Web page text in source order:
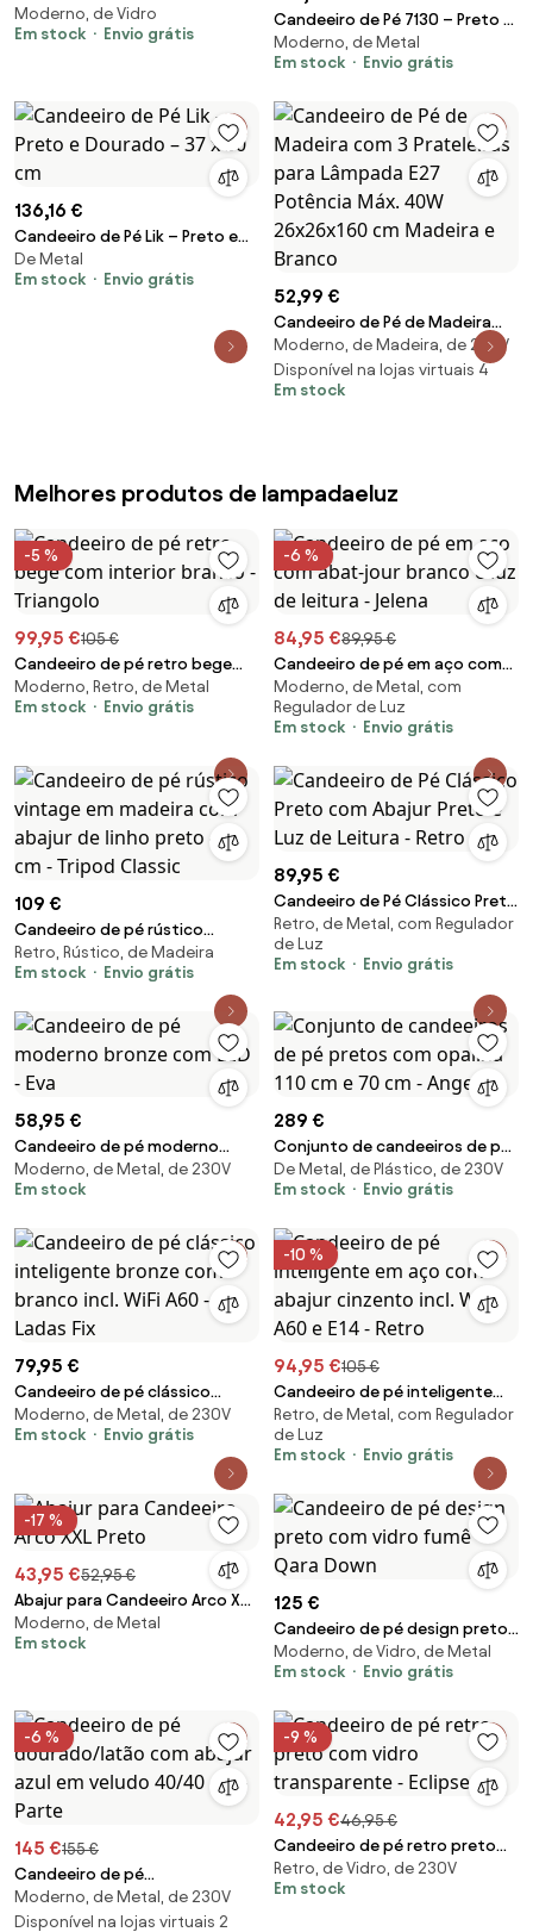
32 x 32 cm
Moderno, de Vidro
Em stock
Envio grátis
Candeeiro de Pé 7130 – Preto e
Dourado – 25 x 25 x 130 cm
Moderno, de Metal
Em stock
Envio grátis
136,16 €
Candeeiro de Pé Lik – Preto e
Dourado – 37 x 30 cm
De Metal
Em stock
Envio grátis
52,99 €
Candeeiro de Pé de Madeira
com 3 Prateleiras para
Lâmpada E27 Potência Máx.
40W 26x26x160 cm Madeira e
Moderno, de Madeira, de 230V
Disponível na lojas virtuais 4
Em stock
Melhores produtos de lampadaeluz
-5 %
99,95 €105 €
Candeeiro de pé retro bege
com interior branco - Triangolo
Moderno, Retro, de Metal
Em stock
Envio grátis
-6 %
84,95 €89,95 €
Candeeiro de pé em aço com
abat-jour branco e luz de
leitura - Jelena
Moderno, de Metal, com
Regulador de Luz
Em stock
Envio grátis
109 €
Candeeiro de pé rústico
vintage em madeira com abajur
de linho preto 45 cm - Tripod
Retro, Rústico, de Madeira
Em stock
Envio grátis
89,95 €
Candeeiro de Pé Clássico Preto
com Abajur Preto e Luz de
Leitura - Retro
Retro, de Metal, com Regulador
de Luz
Em stock
Envio grátis
58,95 €
Candeeiro de pé moderno
bronze com LED - Eva
Moderno, de Metal, de 230V
Em stock
289 €
Conjunto de candeeiros de pé
pretos com opalina 110 cm e 70
cm - Angela
De Metal, de Plástico, de 230V
Em stock
Envio grátis
79,95 €
Candeeiro de pé clássico
inteligente bronze com branco
incl. WiFi A60 - Ladas Fix
Moderno, de Metal, de 230V
Em stock
Envio grátis
-10 %
94,95 €105 €
Candeeiro de pé inteligente
em aço com abajur cinzento
incl. Wifi A60 e E14 - Retro
Retro, de Metal, com Regulador
de Luz
Em stock
Envio grátis
-17 %
43,95 €52,95 €
Abajur para Candeeiro Arco XXL
Preto
Moderno, de Metal
Em stock
125 €
Candeeiro de pé design preto
com vidro fumê - Qara Down
Moderno, de Vidro, de Metal
Em stock
Envio grátis
-6 %
145 €155 €
Candeeiro de pé
dourado/latão com abajur azul
em veludo 40/40 cm - Parte
Moderno, de Metal, de 230V
Disponível na lojas virtuais 2
-9 %
42,95 €46,95 €
Candeeiro de pé retro preto
com vidro transparente -
Eclipse
Retro, de Vidro, de 230V
Em stock